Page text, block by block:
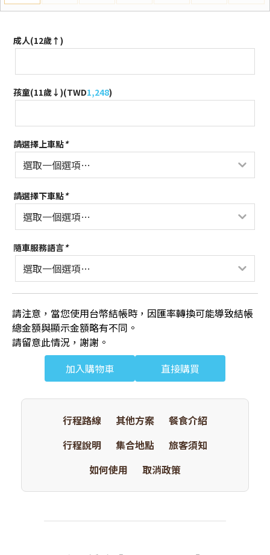
成人(12歲↑)
孩童(11歲↓)(TWD1,248)
請選擇上車點*
請選擇下車點*
隨車服務語言*
請注意，當您使用台幣結帳時，因匯率轉換可能導致結帳
總金額與顯示金額略有不同。
請留意此情況，謝謝。
加入購物車
直接購買
行程路線 其他方案
餐食介紹
行程說明
集合地點
旅客須知
如何使用
取消政策